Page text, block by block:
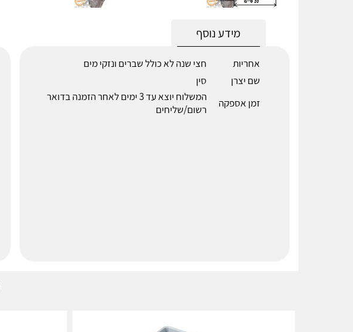
מידע נוסף
אחריות
חצי שנה לא כולל שברים ונזקי מים
שם יצרן
סין
זמן אספקה
המשלוח יוצא עד 3 ימים לאחר הזמנה בדואר
רשום/שליחים